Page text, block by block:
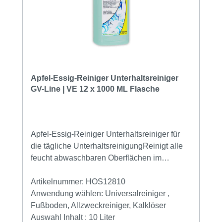
Apfel-Essig-Reiniger Unterhaltsreiniger
GV-Line | VE 12 x 1000 ML Flasche
Apfel-Essig-Reiniger Unterhaltsreiniger für
die tägliche UnterhaltsreinigungReinigt alle
feucht abwaschbaren Oberflächen im
Unterhaltsreinigung Für Fliesen und
Sanitärkeramik löst Kalk und
UrinsteinReinigen Sie alle Fußböden und
glatte Bodenbeläg mit dem Reiniger für die
Artikelnummer: HOS12810
Anwendung wählen: Universalreiniger ,
Fußboden, Allzweckreiniger, Kalklöser
Auswahl Inhalt : 10 Liter